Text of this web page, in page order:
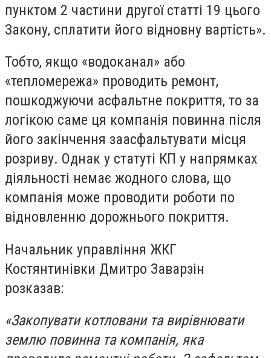
пунктом 2 частини другої статті 19 цього
Закону, сплатити його відновну вартість».
Тобто, якщо «водоканал» або
«тепломережа» проводить ремонт,
пошкоджуючи асфальтне покриття, то за
логікою саме ця компанія повинна після
його закінчення заасфальтувати місця
розриву. Однак у статуті КП у напрямках
діяльності немає жодного слова, що
компанія може проводити роботи по
відновленню дорожнього покриття.
Начальник управління ЖКГ
Костянтинівки Дмитро Заварзін
розказав:
«Закопувати котловани та вирівнювати
землю повинна та компанія, яка